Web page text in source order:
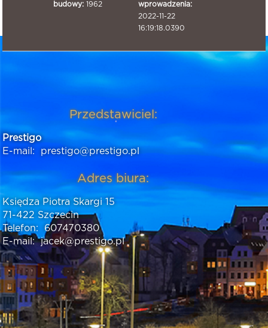
budowy: 1962
wprowadzenia:
2022-11-22
16:19:18.0390
Przedstawiciel:
Prestigo
E-mail:
prestigo@prestigo.pl
Adres biura:
Księdza Piotra Skargi 15
71-422 Szczecin
Telefon:
607470380
E-mail: jacek@prestigo.pl